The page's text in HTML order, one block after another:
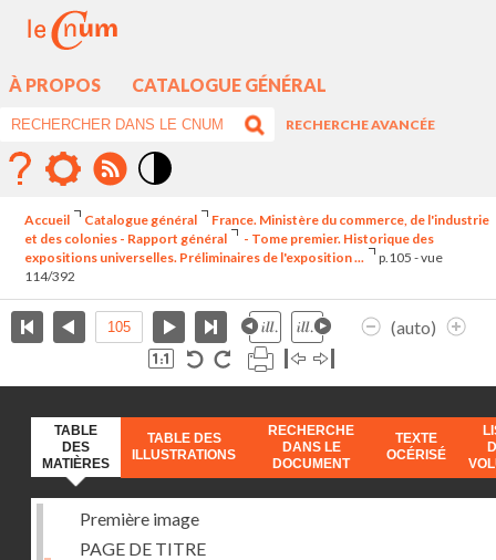
À PROPOS CATALOGUE GÉNÉRAL
RECHERCHE AVANCÉE
élévé
Accueil Catalogue général
France. Ministère du commerce, de l'industrie
et des colonies - Rapport général
- Tome premier. Historique des
expositions universelles. Préliminaires de l'exposition ...
p.105 - vue
114/392
(auto)
TABLE
DES
MATIÈRES
TABLE DES
ILLUSTRATIONS
RECHERCHE
DANS LE
DOCUMENT
TEXTE
OCÉRISÉ
Première image
PAGE DE TITRE